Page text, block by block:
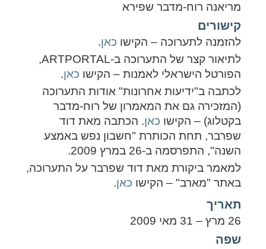
מריאנה רוח-מדבר שפירא
קישורים
להזמנה לתערוכה – הקישו כאן.
לתיאור קצר של התערוכה ב-ARTPORTAL,
הפורטל הישראלי לאמנות – הקישו כאן.
לכתבה ב"ידיעות אחרונות" אודות התערוכה
(המזכירה גם את המאמרון של רוח-מדבר
בקטלוג) – הקישו כאן. הכתבה מאת דוד
שפרבר, תחת הכותרת "חשבון נפש באמצע
השנה", התפרסמה ב-26 במרץ 2009.
למאמר ביקורת מאת דוד שפרבר על התערוכה,
באתר "מארב" – הקישו כאן.
תאריך
26 מרץ – 31 מאי 2009
שפה